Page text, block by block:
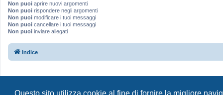
Non puoi aprire nuovi argomenti
Non puoi rispondere negli argomenti
Non puoi modificare i tuoi messaggi
Non puoi cancellare i tuoi messaggi
Non puoi inviare allegati
Indice